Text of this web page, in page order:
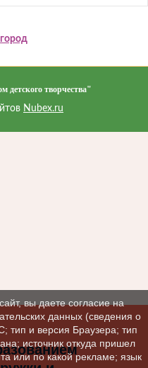
творчества"
Nubex.ru
вы даете согласие на
данных (сведения о
тип и версия Браузера; тип
источник откуда пришел
или по какой рекламе; язык